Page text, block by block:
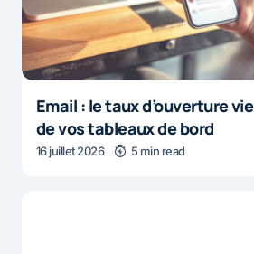
Email : le taux d’ouverture
de vos tableaux de bord
16 juillet 2026 5 min read